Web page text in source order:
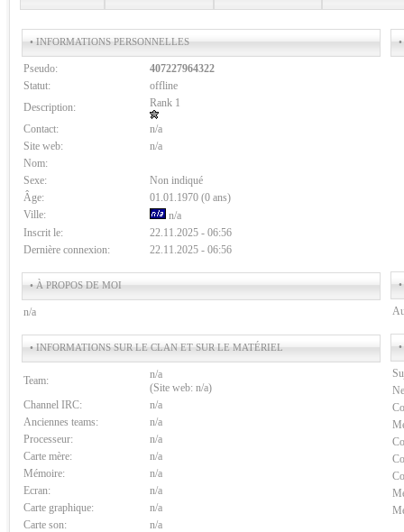
• INFORMATIONS PERSONNELLES
Pseudo:
407227964322
Statut:
offline
Description:
Rank 1
Contact:
n/a
Site web:
n/a
Nom:
Sexe:
Non indiqué
Âge:
01.01.1970 (0 ans)
Ville:
n/a
Inscrit le:
22.11.2025 - 06:56
Dernière connexion:
22.11.2025 - 06:56
• À PROPOS DE MOI
n/a
• INFORMATIONS SUR LE CLAN ET SUR LE MATÉRIEL
Team:
n/a
(Site web: n/a)
Channel IRC:
n/a
Anciennes teams:
n/a
Processeur:
n/a
Carte mère:
n/a
Mémoire:
n/a
Ecran:
n/a
Carte graphique:
n/a
Carte son:
n/a
•
•
•